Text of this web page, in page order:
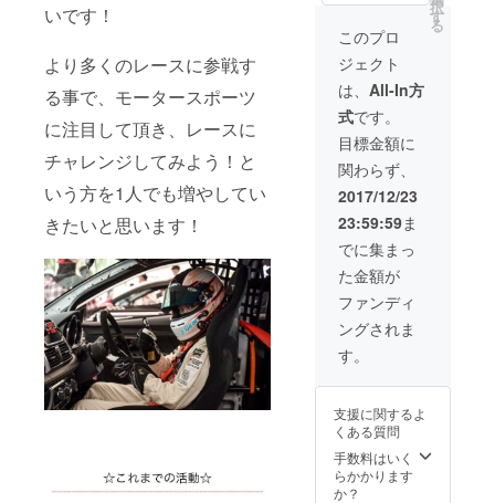
いです！
より多くのレースに参戦す
る事で、モータースポーツ
に注目して頂き、レースに
チャレンジしてみよう！と
いう方を1人でも増やしてい
きたいと思います！
グ参加
権利：
2018年
4月ごろ
開催予
定
ト権利
（マ
ネー
ジャー
付き。
デート
にかか
る費用
は支援
者持
ち。）
8、レー
シング
スー
ツ ロ
ゴ掲載
（サイ
ズ要相
9、いと
うりな
限定写
真集
（非売
品） １
イン入
りポス
ターA2
サイズ2
枚：
レー
サー姿
×1、
レース
クイー
ン姿×1
６、合
同写真
撮影会
参加権
利：
2018年
2月ごろ
日デー
ト権利
（マ
ネー
ジャー
付き。
３、写真3枚：
レーサー姿×1、
レースクイーン
姿×1、ランダム
×1 ４、ファン
ミーティング参
加権利：2018年
2月頃開催予定
５、サイン入り
ポスターA2サイ
姿×1、レースク
イーン姿×1 ６、
合同写真撮影会
参加権利：2018
年2月ごろ開催予
定 ７、いとうり
な限定写真集
（非売品） ８、
合同ファンミー
ティング参加権
利：2018年4月
ごろ開催予定
択
す
る
このプロ
ジェクト
は、 All-In方
式です。
目標金額に
関わらず、
2017/12/23
23:59:59ま
でに集まっ
た金額が
ファンディ
ングされま
す。
支援に関するよ
くある質問
手数料はいく
らかかります
か？